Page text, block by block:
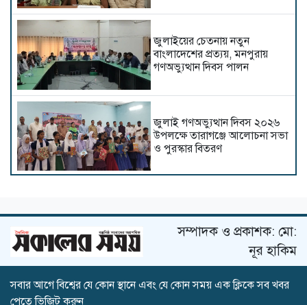
জুলাইয়ের চেতনায় নতুন
বাংলাদেশের প্রত্যয়, মনপুরায়
গণঅভ্যুত্থান দিবস পালন
জুলাই গণঅভ্যুত্থান দিবস ২০২৬
উপলক্ষে তারাগঞ্জে আলোচনা সভা
ও পুরস্কার বিতরণ
'ঐতিহাসিক জুলাই গণঅভ্যুত্থান
দিবস' পালিত
পাওনা টাকা চাইতে গিয়ে হয়রানির
সম্পাদক ও প্রকাশক: মো:
নূর হাকিম
সবার আগে বিশ্বের যে কোন স্থানে এবং যে কোন সময় এক ক্লিকে সব খবর
পেতে ভিজিট করুন